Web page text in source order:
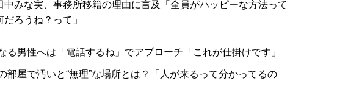
中みな実、事務所移籍の理由に言及「全員がハッピーな方法って
だろうね？って」
る男性へは「電話するね」でアプローチ「これが仕掛けです」
部屋で汚いと“無理”な場所とは？「人が来るって分かってるの